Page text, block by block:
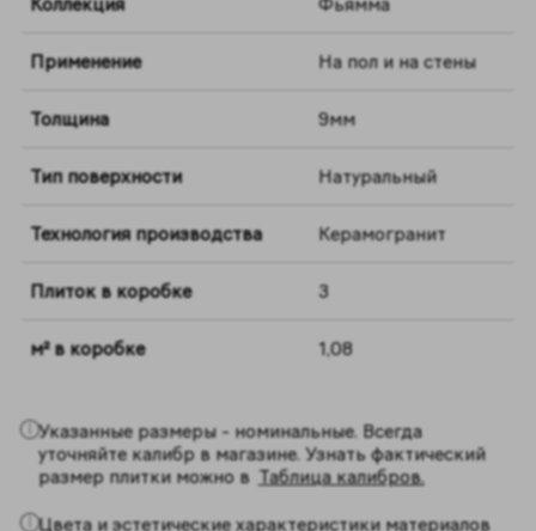
Применение На пол и на стены
Толщина 9мм
Тип поверхности Натуральный
Технология производства Керамогранит
Плиток в коробке 3
м² в коробке 1,08
Указанные размеры - номинальные. Всегда
уточняйте калибр в магазине. Узнать фактический
размер плитки можно в Таблица калибров.
Цвета и эстетические характеристики материалов